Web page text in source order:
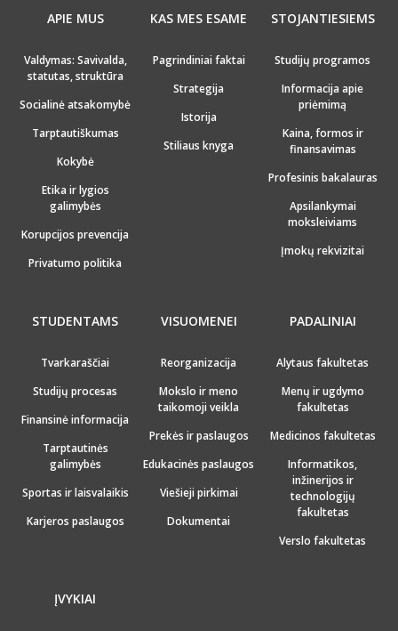
APIE MUS
Valdymas: Savivalda,
statutas, struktūra
Socialinė atsakomybė
Tarptautiškumas
Kokybė
Etika ir lygios
galimybės
Korupcijos prevencija
Privatumo politika
KAS MES ESAME
Pagrindiniai faktai
Strategija
Istorija
Stiliaus knyga
STOJANTIESIEMS
Studijų programos
Informacija apie
priėmimą
Kaina, formos ir
finansavimas
Profesinis bakalauras
Apsilankymai
moksleiviams
Įmokų rekvizitai
STUDENTAMS
Tvarkaraščiai
Studijų procesas
Finansinė informacija
Tarptautinės
galimybės
Sportas ir laisvalaikis
Karjeros paslaugos
VISUOMENEI
Reorganizacija
Mokslo ir meno
taikomoji veikla
Prekės ir paslaugos
Edukacinės paslaugos
Viešieji pirkimai
Dokumentai
PADALINIAI
Alytaus fakultetas
Menų ir ugdymo
fakultetas
Medicinos fakultetas
Informatikos,
inžinerijos ir
technologijų
fakultetas
Verslo fakultetas
ĮVYKIAI